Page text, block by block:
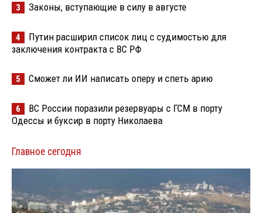
3 Законы, вступающие в силу в августе
4
Путин расширил список лиц с судимостью для
заключения контракта с ВС РФ
5 Сможет ли ИИ написать оперу и спеть арию
6
ВС России поразили резервуары с ГСМ в порту
Одессы и буксир в порту Николаева
Главное сегодня